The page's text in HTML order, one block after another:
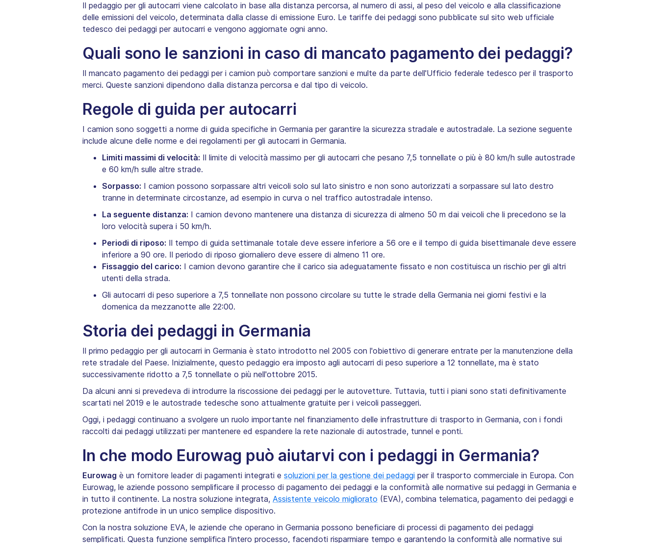
Il pedaggio per gli autocarri viene calcolato in base alla distanza percorsa, al numero di assi, al peso del veicolo e alla classificazione
delle emissioni del veicolo, determinata dalla classe di emissione Euro. Le tariffe dei pedaggi sono pubblicate sul sito web ufficiale
tedesco dei pedaggi per autocarri e vengono aggiornate ogni anno.
Quali sono le sanzioni in caso di mancato pagamento dei pedaggi?
Il mancato pagamento dei pedaggi per i camion può comportare sanzioni e multe da parte dell'Ufficio federale tedesco per il trasporto
merci. Queste sanzioni dipendono dalla distanza percorsa e dal tipo di veicolo.
Regole di guida per autocarri
I camion sono soggetti a norme di guida specifiche in Germania per garantire la sicurezza stradale e autostradale. La sezione seguente
include alcune delle norme e dei regolamenti per gli autocarri in Germania.
Limiti massimi di velocità: Il limite di velocità massimo per gli autocarri che pesano 7,5 tonnellate o più è 80 km/h sulle autostrade
e 60 km/h sulle altre strade.
Sorpasso: I camion possono sorpassare altri veicoli solo sul lato sinistro e non sono autorizzati a sorpassare sul lato destro
tranne in determinate circostanze, ad esempio in curva o nel traffico autostradale intenso.
La seguente distanza: I camion devono mantenere una distanza di sicurezza di almeno 50 m dai veicoli che li precedono se la
loro velocità supera i 50 km/h.
Periodi di riposo: Il tempo di guida settimanale totale deve essere inferiore a 56 ore e il tempo di guida bisettimanale deve essere
inferiore a 90 ore. Il periodo di riposo giornaliero deve essere di almeno 11 ore.
Fissaggio del carico: I camion devono garantire che il carico sia adeguatamente fissato e non costituisca un rischio per gli altri
utenti della strada.
Gli autocarri di peso superiore a 7,5 tonnellate non possono circolare su tutte le strade della Germania nei giorni festivi e la
domenica da mezzanotte alle 22:00.
Storia dei pedaggi in Germania
Il primo pedaggio per gli autocarri in Germania è stato introdotto nel 2005 con l'obiettivo di generare entrate per la manutenzione della
rete stradale del Paese. Inizialmente, questo pedaggio era imposto agli autocarri di peso superiore a 12 tonnellate, ma è stato
successivamente ridotto a 7,5 tonnellate o più nell'ottobre 2015.
Da alcuni anni si prevedeva di introdurre la riscossione dei pedaggi per le autovetture. Tuttavia, tutti i piani sono stati definitivamente
scartati nel 2019 e le autostrade tedesche sono attualmente gratuite per i veicoli passeggeri.
Oggi, i pedaggi continuano a svolgere un ruolo importante nel finanziamento delle infrastrutture di trasporto in Germania, con i fondi
raccolti dai pedaggi utilizzati per mantenere ed espandere la rete nazionale di autostrade, tunnel e ponti.
In che modo Eurowag può aiutarvi con i pedaggi in Germania?
Eurowag è un fornitore leader di pagamenti integrati e soluzioni per la gestione dei pedaggi per il trasporto commerciale in Europa. Con
Eurowag, le aziende possono semplificare il processo di pagamento dei pedaggi e la conformità alle normative sui pedaggi in Germania e
in tutto il continente. La nostra soluzione integrata, Assistente veicolo migliorato (EVA), combina telematica, pagamento dei pedaggi e
protezione antifrode in un unico semplice dispositivo.
Con la nostra soluzione EVA, le aziende che operano in Germania possono beneficiare di processi di pagamento dei pedaggi
semplificati. Questa funzione semplifica l'intero processo, facendoti risparmiare tempo e garantendo la conformità alle normative sui